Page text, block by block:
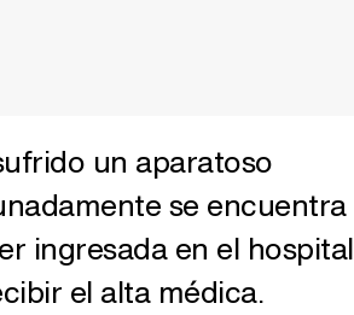
un aparatoso
se encuentra
ingresada en el
el alta médica.